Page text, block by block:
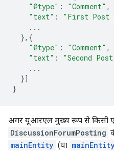
"@type" : "Comment" ,
"text" : "First Post
...
},{
"@type" : "Comment" ,
"text" : "Second
...
}]
}
अगर यूआरएल मुख्य रूप से किसी
DiscussionForumPosting
mainEntity (या